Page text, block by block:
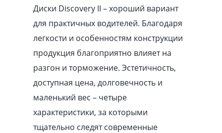
Диски Discovery II – хороший вариант
для практичных водителей. Благодаря
легкости и особенностям конструкции
продукция благоприятно влияет на
разгон и торможение. Эстетичность,
доступная цена, долговечность и
маленький вес – четыре
характеристики, за которыми
тщательно следят современные